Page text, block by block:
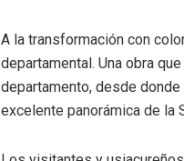
A la transformación con
departamental. Una obra
departamento, desde
excelente panorámica de la